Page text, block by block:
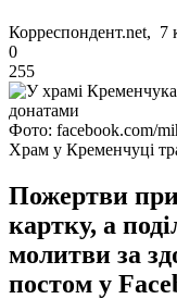
Корреспондент.net, 7
0
255
Фото: facebook.com/
Храм у Кременчуці
Пожертви
картку, а
молитви за
постом у